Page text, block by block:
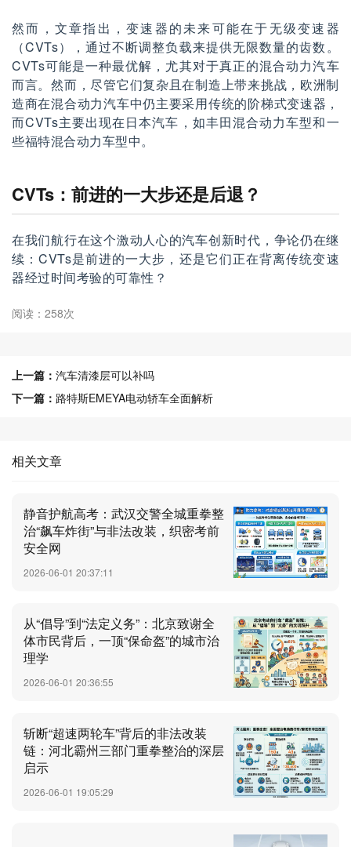
然而，文章指出，变速器的未来可能在于无级变速器
（CVTs），通过不断调整负载来提供无限数量的齿数。
CVTs可能是一种最优解，尤其对于真正的混合动力汽车
而言。然而，尽管它们复杂且在制造上带来挑战，欧洲制
造商在混合动力汽车中仍主要采用传统的阶梯式变速器，
而CVTs主要出现在日本汽车，如丰田混合动力车型和一
些福特混合动力车型中。
CVTs：前进的一大步还是后退？
在我们航行在这个激动人心的汽车创新时代，争论仍在继
续：CVTs是前进的一大步，还是它们正在背离传统变速
器经过时间考验的可靠性？
阅读：258次
上一篇： 汽车清漆层可以补吗
下一篇： 路特斯EMEYA电动轿车全面解析
相关文章
静音护航高考：武汉交警全城重拳整
治“飙车炸街”与非法改装，织密考前
安全网
2026-06-01 20:37:11
从“倡导”到“法定义务”：北京致谢全
体市民背后，一顶“保命盔”的城市治
理学
2026-06-01 20:36:55
斩断“超速两轮车”背后的非法改装
链：河北霸州三部门重拳整治的深层
启示
2026-06-01 19:05:29